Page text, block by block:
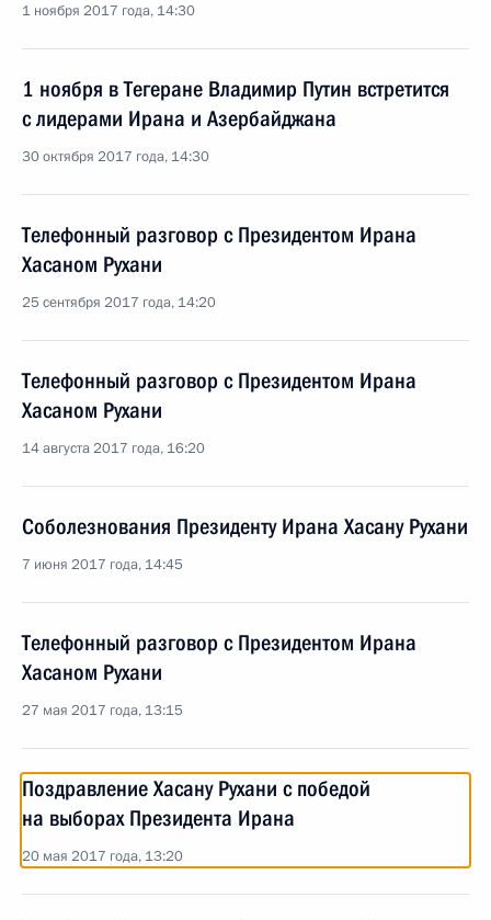
1 ноября 2017 года, 14:30
1 ноября в Тегеране Владимир Путин встретится
с лидерами Ирана и Азербайджана
30 октября 2017 года, 14:30
Телефонный разговор с Президентом Ирана
Хасаном Рухани
25 сентября 2017 года, 14:20
Телефонный разговор с Президентом Ирана
Хасаном Рухани
14 августа 2017 года, 16:20
Соболезнования Президенту Ирана Хасану Рухани
7 июня 2017 года, 14:45
Телефонный разговор с Президентом Ирана
Хасаном Рухани
27 мая 2017 года, 13:15
Поздравление Хасану Рухани с победой
на выборах Президента Ирана
20 мая 2017 года, 13:20